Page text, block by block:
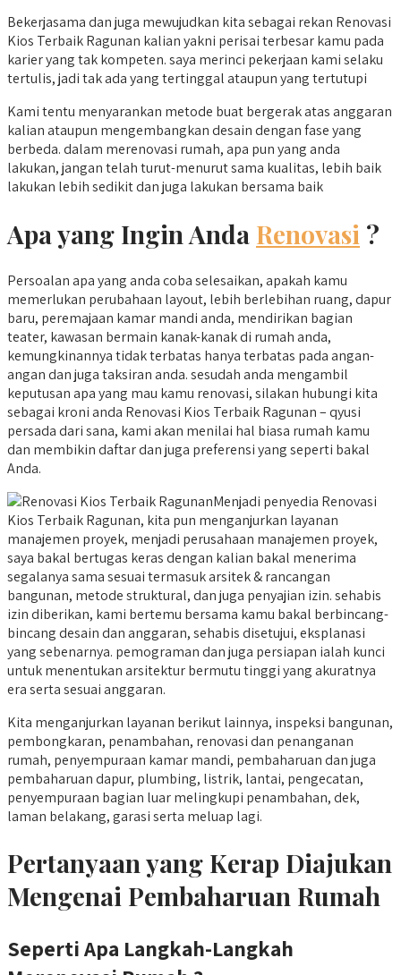
Bekerjasama dan juga mewujudkan kita sebagai rekan Renovasi
Kios Terbaik Ragunan kalian yakni perisai terbesar kamu pada
karier yang tak kompeten. saya merinci pekerjaan kami selaku
tertulis, jadi tak ada yang tertinggal ataupun yang tertutupi
Kami tentu menyarankan metode buat bergerak atas anggaran
kalian ataupun mengembangkan desain dengan fase yang
berbeda. dalam merenovasi rumah, apa pun yang anda
lakukan, jangan telah turut-menurut sama kualitas, lebih baik
lakukan lebih sedikit dan juga lakukan bersama baik
Apa yang Ingin Anda Renovasi ?
Persoalan apa yang anda coba selesaikan, apakah kamu
memerlukan perubahaan layout, lebih berlebihan ruang, dapur
baru, peremajaan kamar mandi anda, mendirikan bagian
teater, kawasan bermain kanak-kanak di rumah anda,
kemungkinannya tidak terbatas hanya terbatas pada angan-
angan dan juga taksiran anda. sesudah anda mengambil
keputusan apa yang mau kamu renovasi, silakan hubungi kita
sebagai kroni anda Renovasi Kios Terbaik Ragunan – qyusi
persada dari sana, kami akan menilai hal biasa rumah kamu
dan membikin daftar dan juga preferensi yang seperti bakal
Anda.
Menjadi penyedia Renovasi
Kios Terbaik Ragunan, kita pun menganjurkan layanan
manajemen proyek, menjadi perusahaan manajemen proyek,
saya bakal bertugas keras dengan kalian bakal menerima
segalanya sama sesuai termasuk arsitek & rancangan
bangunan, metode struktural, dan juga penyajian izin. sehabis
izin diberikan, kami bertemu bersama kamu bakal berbincang-
bincang desain dan anggaran, sehabis disetujui, eksplanasi
yang sebenarnya. pemograman dan juga persiapan ialah kunci
untuk menentukan arsitektur bermutu tinggi yang akuratnya
era serta sesuai anggaran.
Kita menganjurkan layanan berikut lainnya, inspeksi bangunan,
pembongkaran, penambahan, renovasi dan penanganan
rumah, penyempuraan kamar mandi, pembaharuan dan juga
pembaharuan dapur, plumbing, listrik, lantai, pengecatan,
penyempuraan bagian luar melingkupi penambahan, dek,
laman belakang, garasi serta meluap lagi.
Pertanyaan yang Kerap Diajukan
Mengenai Pembaharuan Rumah
Seperti Apa Langkah-Langkah